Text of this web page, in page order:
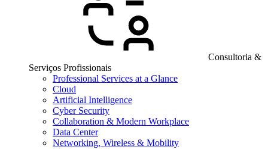
Consultoria &
Serviços Profissionais
Professional Services at a Glance
Cloud
Artificial Intelligence
Cyber Security
Collaboration & Modern Workplace
Data Center
Networking, Wireless & Mobility